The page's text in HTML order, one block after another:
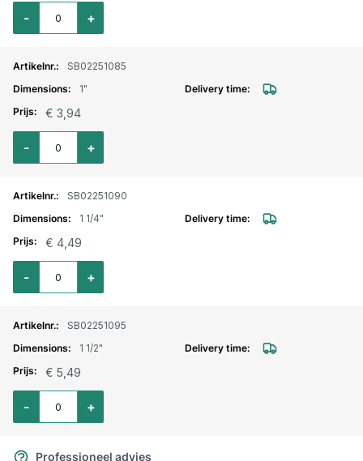
Aantal voor Geka snelkoppeling buitendraad 3/4"
+
-
SB02251085
1"
€ 3,94
Aantal voor Geka snelkoppeling buitendraad 1"
+
-
SB02251090
1 1/4"
€ 4,49
Aantal voor Geka snelkoppeling buitendraad 1 1/4"
+
-
SB02251095
1 1/2"
€ 5,49
Aantal voor Geka snelkoppeling buitendraad 1 1/2"
+
-
Professioneel advies